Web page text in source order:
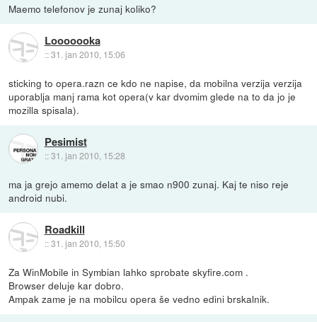
Maemo telefonov je zunaj koliko?
Looooooka
::31. jan 2010, 15:06
sticking to opera.razn ce kdo ne napise, da mobilna verzija verzija
uporablja manj rama kot opera(v kar dvomim glede na to da jo je
mozilla spisala).
Pesimist
::31. jan 2010, 15:28
ma ja grejo amemo delat a je smao n900 zunaj. Kaj te niso reje
android nubi.
Roadkill
::31. jan 2010, 15:50
Za WinMobile in Symbian lahko sprobate skyfire.com .
Browser deluje kar dobro.
Ampak zame je na mobilcu opera še vedno edini brskalnik.